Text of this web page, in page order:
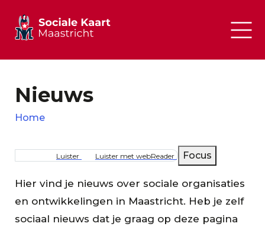
Nieuws
Kruimelpad
Home
Luister Luister met webReader Focus
Hier vind je nieuws over sociale organisaties
en ontwikkelingen in Maastricht. Heb je zelf
sociaal nieuws dat je graag op deze pagina